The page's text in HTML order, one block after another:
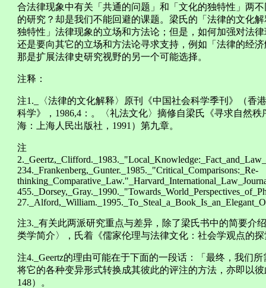
合法律现象中有关「共通的问题」和「文化的独特性」两
的研究？却是我们不能回避的课题。梁氏的「法律的文化
独特性」法律现象的立场和方法论；但是，如何加强对法
还是要向其它的立场和方法论寻求支持，例如「法律的经
那是扩展法律史研究视野的另一个可能选择。
注释：
注1._〈法律的文化解释〉原刊《中国社会科学季刊》（香
科学》，1986,4：。〈礼法文化〉摘修自梁氏《寻求自然
海：上海人民出版社，1991）第九章。
注
234._Frankenberg,_Gunter._1985._"Critical_Comparisons:_Re-
注3._有关此两派研究重点与差异，除了梁氏书中的简要介
类学简介〉，氏着《儒家伦理与法律文化：社会学观点的
注4._Geertz的理由可能在于下面的一段话：「最终，我们
将它的各种变异形式转换成其彼此的评注的方法，亦即以
148）。